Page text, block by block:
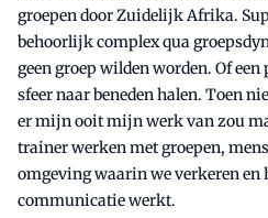
groepen door Zuidelijk Afrika.
behoorlijk complex qua
geen groep wilden worden. Of
sfeer naar beneden halen. Toen
er mijn ooit mijn werk van zou
trainer werken met groepen,
omgeving waarin we verkeren en
communicatie werkt.